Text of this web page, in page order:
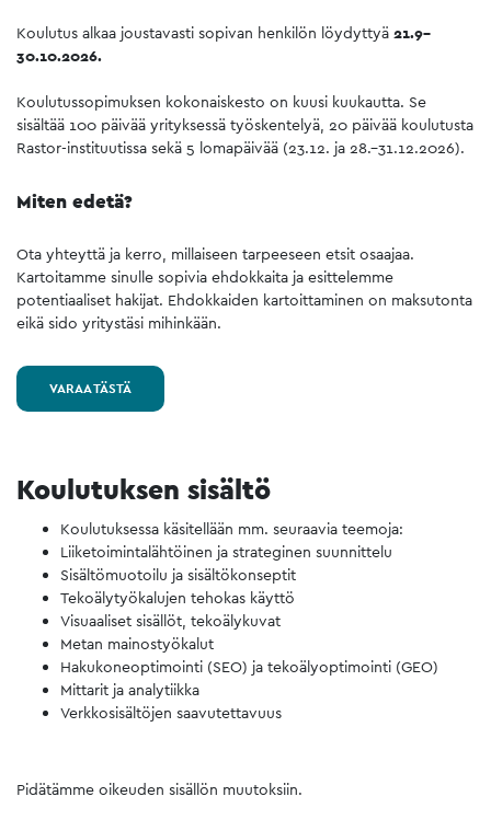
Koulutus alkaa joustavasti sopivan henkilön löydyttyä 21.9–
30.10.2026.
Koulutussopimuksen kokonaiskesto on kuusi kuukautta. Se
sisältää 100 päivää yrityksessä työskentelyä, 20 päivää koulutusta
Rastor-instituutissa sekä 5 lomapäivää (23.12. ja 28.–31.12.2026).
Miten edetä?
Ota yhteyttä ja kerro, millaiseen tarpeeseen etsit osaajaa.
Kartoitamme sinulle sopivia ehdokkaita ja esittelemme
potentiaaliset hakijat. Ehdokkaiden kartoittaminen on maksutonta
eikä sido yritystäsi mihinkään.
VARAA TÄSTÄ
Koulutuksen sisältö
Koulutuksessa käsitellään mm. seuraavia teemoja:
Liiketoimintalähtöinen ja strateginen suunnittelu
Sisältömuotoilu ja sisältökonseptit
Tekoälytyökalujen tehokas käyttö
Visuaaliset sisällöt, tekoälykuvat
Metan mainostyökalut
Hakukoneoptimointi (SEO) ja tekoälyoptimointi (GEO)
Mittarit ja analytiikka
Verkkosisältöjen saavutettavuus
Pidätämme oikeuden sisällön muutoksiin.